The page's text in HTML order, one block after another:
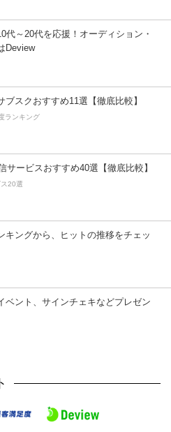
代～20代を応援！オーディション・
Deview
ブスクおすすめ11選【徹底比較】
ランキング
サービスおすすめ40選【徹底比較】
20選
キングから、ヒットの推移をチェッ
ベント、サインチェキなどプレゼン